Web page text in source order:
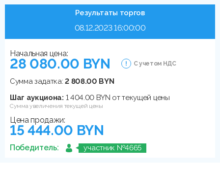
Результаты торгов
08.12.2023 16:00:00
Начальная цена:
28 080.00 BYN С учетом НДС
Сумма задатка:2 808.00 BYN
Шаг аукциона: 1 404.00 BYN от текущей цены
Сумма увеличения текущей цены
Цена продажи:
15 444.00 BYN
Победитель: участник №4665